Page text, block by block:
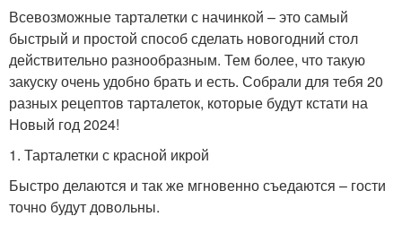
Всевозможные тарталетки с начинкой – это самый
быстрый и простой способ сделать новогодний стол
действительно разнообразным. Тем более, что такую
закуску очень удобно брать и есть. Собрали для тебя 20
разных рецептов тарталеток, которые будут кстати на
Новый год 2024!
1. Тарталетки с красной икрой
Быстро делаются и так же мгновенно съедаются – гости
точно будут довольны.